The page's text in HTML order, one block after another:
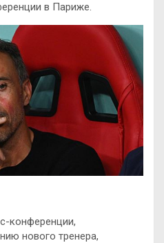
в Париже.
конференции,
нового тренера,